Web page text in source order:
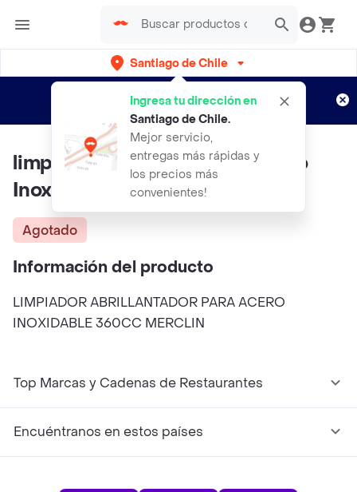
Santiago de Chile
Ingresa tu dirección en
Santiago de Chile.
Mejor servicio,
entregas más rápidas y
los precios más
convenientes!
envíos gratis por semanas
Aplican TyC
limpiador Y Abrillantador Acero
Inoxidable
Agotado
Información del producto
LIMPIADOR ABRILLANTADOR PARA ACERO
INOXIDABLE 360CC MERCLIN
Top Marcas y Cadenas de Restaurantes
Encuéntranos en estos países